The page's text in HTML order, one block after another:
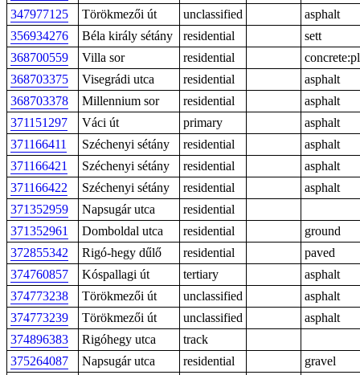
347977125
Törökmezői út unclassified
asphalt
356934276
Béla király sétány residential
sett
368700559
Villa sor residential
368703375
Visegrádi utca residential
asphalt
368703378
Millennium sor residential
asphalt
371151297
Váci út primary
asphalt
371166411
Széchenyi sétány residential
asphalt
371166421
Széchenyi sétány residential
asphalt
371166422
Széchenyi sétány residential
asphalt
371352959
Napsugár utca
residential
371352961
Domboldal utca residential
ground
372855342
Rigó-hegy dűlő residential
paved
374760857
Kóspallagi út tertiary
asphalt
374773238
Törökmezői út unclassified
asphalt
374773239
Törökmezői út unclassified
asphalt
374896383
Rigóhegy utca
track
375264087
Napsugár utca residential
gravel